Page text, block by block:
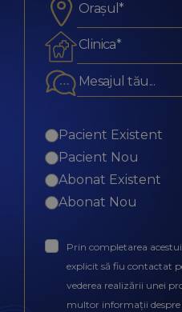
Orașul*
Clinica*
Pacient Existent
Pacient Nou
Abonat Existent
Abonat Nou
Prin completarea
explicit să fiu contactat
vederea realizării unei
multor informații